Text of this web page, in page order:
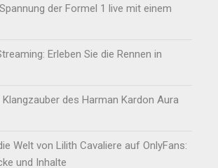
der Formel 1 live mit einem
Erleben Sie die Rennen in
Klangzauber des Harman Kardon Aura
Welt von Lilith Cavaliere auf OnlyFans:
und Inhalte